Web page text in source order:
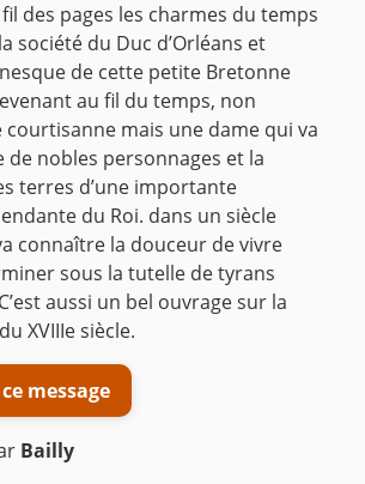
des pages les charmes du temps
société du Duc d’Orléans et
de cette petite Bretonne
au fil du temps, non
mais une dame qui va
de nobles personnages et la
terres d’une importante
du Roi. dans un siècle
connaître la douceur de vivre
sous la tutelle de tyrans
aussi un bel ouvrage sur la
XVIIIe siècle.
message
Bailly